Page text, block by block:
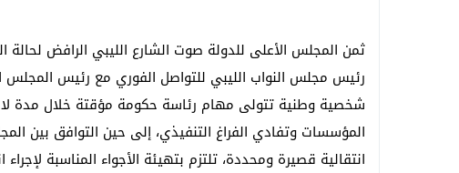
ثمن المجلس الأعلى للدولة صوت الشارع الليبي الرافض
رئيس مجلس النواب الليبي للتواصل الفوري مع رئيس المجلس
المؤسسات وتفادي الفراغ التنفيذي، إلى حين التوافق بين
انتقالية قصيرة ومحددة، تلتزم بتهيئة الأجواء المناسبة